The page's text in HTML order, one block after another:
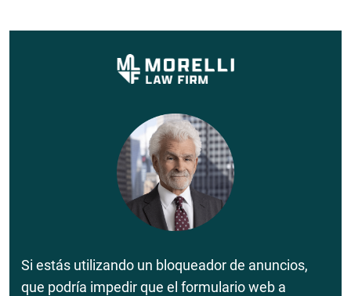
Si estás utilizando un bloqueador de anuncios,
que podría impedir que el formulario web a